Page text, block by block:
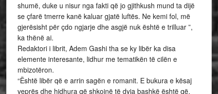
shumë, duke u nisur nga fakti që jo gjithkush mund ta dijë
se çfarë tmerre kanë kaluar gjatë luftës. Ne kemi fol, më
gjerësisht për çdo ngjarje dhe asgjë nuk është e trilluar ”,
ka thënë ai.
Redaktori i librit, Adem Gashi tha se ky libër ka disa
elemente interesante, lidhur me tematikën të cilën e
mbizotëron.
“Është libër që e arrin sagën e romanit. E bukura e kësaj
veprës dhe hidhura që shkojnë të dyja bashkë është që,